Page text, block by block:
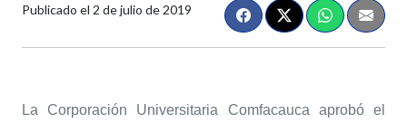
Publicado el 2 de julio de 2019
La Corporación Universitaria Comfacauca aprobó el